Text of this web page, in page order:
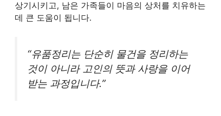
상기시키고, 남은 가족들이 마음의 상처를 치유하는
데 큰 도움이 됩니다.
“유품정리는 단순히 물건을 정리하는
것이 아니라 고인의 뜻과 사랑을 이어
받는 과정입니다.”